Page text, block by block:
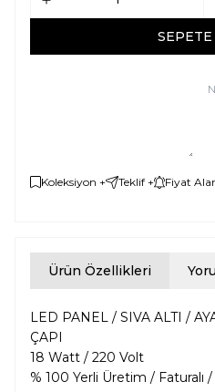
Koleksiyon + Teklif + Fiyat
Ürün Özellikleri
LED PANEL / SIVA ALTI /
ÇAPI
18 Watt / 220 Volt
% 100 Yerli Üretim / Faturalı /